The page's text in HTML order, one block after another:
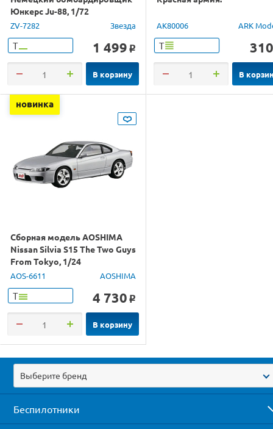
Юнкерс Ju-88, 1/72
ZV-7282 Звезда
Т 1 499 o
В корзину
AK80006 ARK
Т 310
В
новинка
Сборная модель AOSHIMA
Nissan Silvia S15 The Two Guys
From Tokyo, 1/24
AOS-6611 AOSHIMA
Т 4 730 o
В корзину
Выберите бренд
Беспилотники